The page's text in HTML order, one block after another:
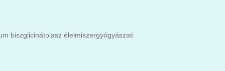
biszglicinátolasz élelmiszergyógyászati